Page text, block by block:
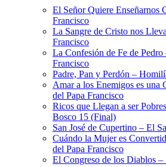
El Señor Quiere Enseñarnos
Francisco
La Sangre de Cristo nos
Francisco
La Confesión de Fe de
Francisco
Padre, Pan y Perdón –
Amar a los Enemigos es una
del Papa Francisco
Ricos que Llegan a ser
Bosco 15 (Final)
San José de Cupertino – El
Cuándo la Mujer es
del Papa Francisco
El Congreso de los Diablos